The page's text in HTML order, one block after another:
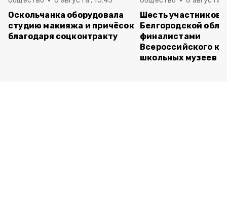
Оскольчанка оборудовала
студию макияжа и причёсок
благодаря соцконтракту
Шесть участников
Белгородской
финалистами
Всероссийского
школьных музеев